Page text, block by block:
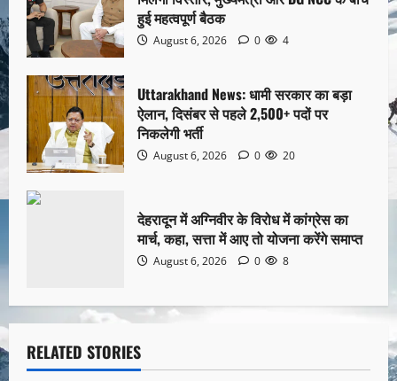
हुई महत्वपूर्ण बैठक
August 6, 2026 0 4
Uttarakhand News: धामी सरकार का बड़ा
ऐलान, दिसंबर से पहले 2,500+ पदों पर
निकलेगी भर्ती
August 6, 2026 0 20
देहरादून में अग्निवीर के विरोध में कांग्रेस का
मार्च, कहा, सत्ता में आए तो योजना करेंगे समाप्त
August 6, 2026 0 8
RELATED STORIES